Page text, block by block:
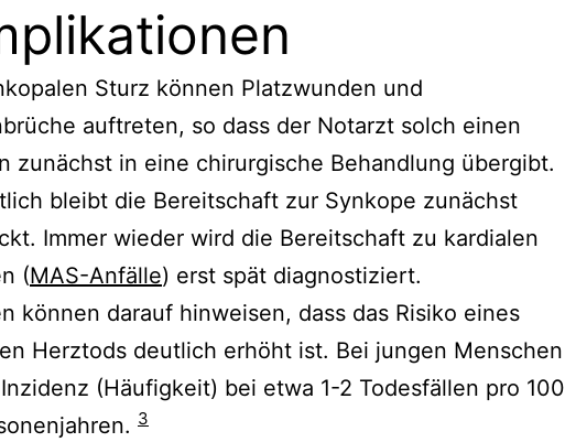
Sturz können Platzwunden und
auftreten, so dass der Notarzt solch einen
zunächst in eine chirurgische Behandlung übergibt.
bleibt die Bereitschaft zur Synkope zunächst
Immer wieder wird die Bereitschaft zu kardialen
(MAS-Anfälle) erst spät diagnostiziert.
können darauf hinweisen, dass das Risiko eines
Herztods deutlich erhöht ist. Bei jungen Menschen
(Häufigkeit) bei etwa 1-2 Todesfällen pro 100
3